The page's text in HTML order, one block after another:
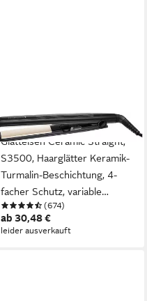
REMINGTON
Glätteisen Ceramic Straight,
S3500, Haarglätter Keramik-
Turmalin-Beschichtung, 4-
facher Schutz, variable
Temperatureinstellung von
150-230 °C
(674)
ab 30,48 €
leider ausverkauft